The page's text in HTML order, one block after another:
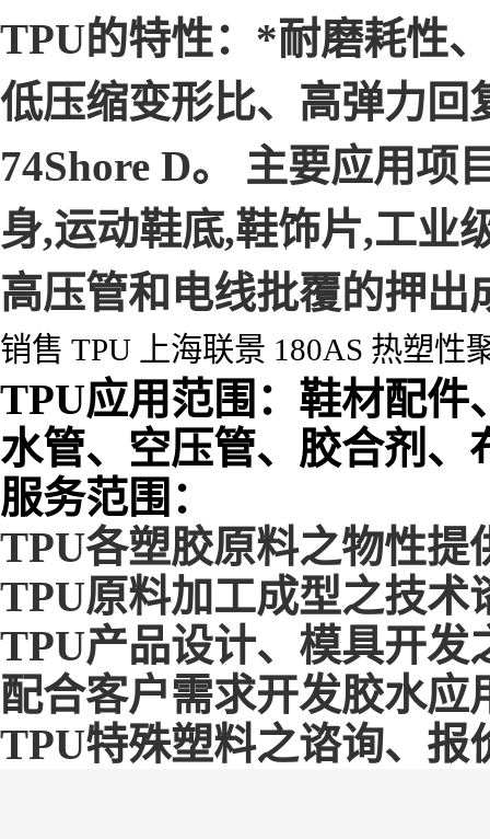
TPU的特性：*耐磨耗性
低压缩变形比、高弹力回
74Shore D。 主要应用项
身,运动鞋底,鞋饰片,工业
高压管和电线批覆的押出
销售 TPU 上海联景 180AS 热塑性
TPU应用范围：鞋材配件
水管、空压管、胶合剂
服务范围：
TPU各塑胶原料之物性提
TPU原料加工成型之技术
TPU产品设计、模具开发
配合客户需求开发胶水
TPU特殊塑料之谘询、报